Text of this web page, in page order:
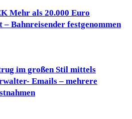
Mehr als 20.000 Euro
Bahnreisender festgenommen
im großen Stil mittels
Emails – mehrere